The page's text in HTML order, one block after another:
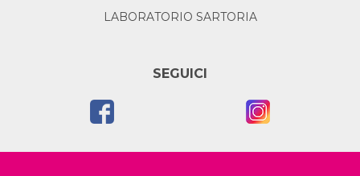
LABORATORIO SARTORIA
SEGUICI